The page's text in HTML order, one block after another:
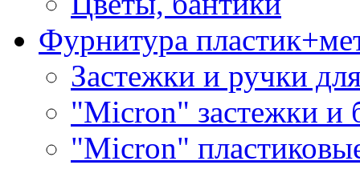
Фурнитура
Застежки и ручки
"Micron" застежки и
"Micron"